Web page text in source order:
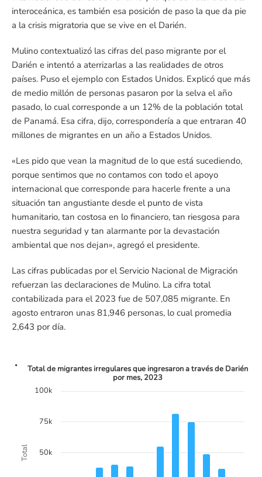
interoceánica, es también esa posición de paso la que da pie
a la crisis migratoria que se vive en el Darién.
Mulino contextualizó las cifras del paso migrante por el
Darién e intentó a aterrizarlas a las realidades de otros
países. Puso el ejemplo con Estados Unidos. Explicó que más
de medio millón de personas pasaron por la selva el año
pasado, lo cual corresponde a un 12% de la población total
de Panamá. Esa cifra, dijo, correspondería a que entraran 40
millones de migrantes en un año a Estados Unidos.
«Les pido que vean la magnitud de lo que está sucediendo,
porque sentimos que no contamos con todo el apoyo
internacional que corresponde para hacerle frente a una
situación tan angustiante desde el punto de vista
humanitario, tan costosa en lo financiero, tan riesgosa para
nuestra seguridad y tan alarmante por la devastación
ambiental que nos dejan», agregó el presidente.
Las cifras publicadas por el Servicio Nacional de Migración
refuerzan las declaraciones de Mulino. La cifra total
contabilizada para el 2023 fue de 507,085 migrante. En
agosto entraron unas 81,946 personas, lo cual promedia
2,643 por día.
Total de migrantes irregulares que
Bar chart with 12 bars.
The chart has 1 Y axis displaying Total. Data ranges from
Total
Total de migrantes irregulares que ingresaron a través de Darién
por mes, 2023
50k
75k
100k